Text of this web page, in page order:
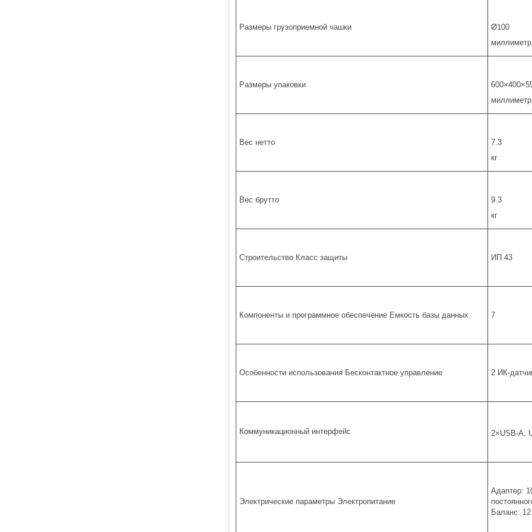
Размеры грузоприемной чашки
Ø100
миллиметр
Размеры упаковки
миллиметр
Вес нетто
7.3
кг
Вес брутто
9.3
кг
Строительство Класс защиты ИП 43
Компоненты и программное обеспечение Емкость базы данных 7
Особенности использования Бесконтактное управление 2 ИК-
Коммуникационный интерфейс 2×USB-A,
Электрические параметры Электропитание
Адаптер:
Баланс: